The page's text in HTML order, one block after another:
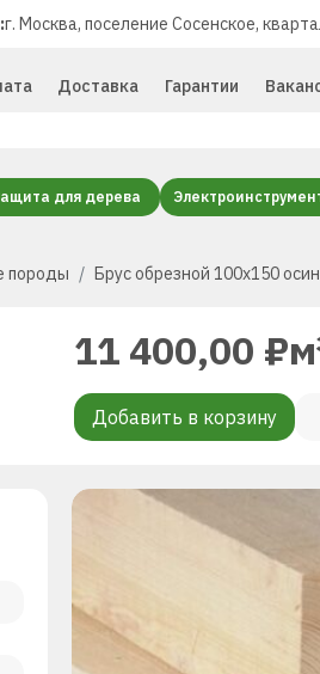
г. Москва, поселение Сосенское,
Доставка Гарантии
для дерева
породы Брус обрезной 100х150
11 400,00 ₽
Добавить в корзину